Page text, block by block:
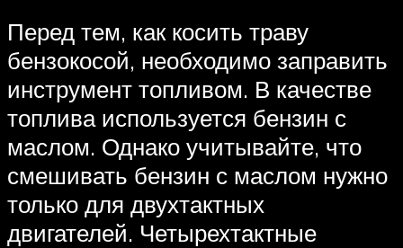
Перед тем, как косить траву
бензокосой, необходимо заправить
инструмент топливом. В качестве
топлива используется бензин с
маслом. Однако учитывайте, что
смешивать бензин с маслом нужно
только для двухтактных
двигателей. Четырехтактные